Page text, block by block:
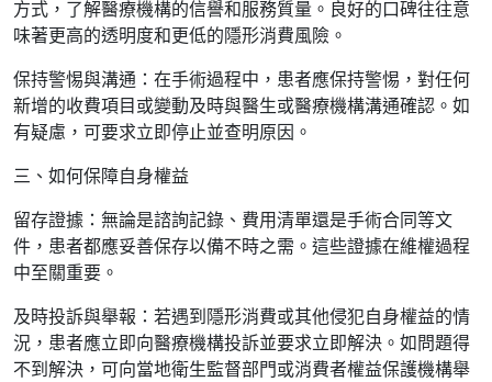
方式，了解醫療機構的信譽和服務質量。良好的口碑往往意
味著更高的透明度和更低的隱形消費風險。
保持警惕與溝通：在手術過程中，患者應保持警惕，對任何
新增的收費項目或變動及時與醫生或醫療機構溝通確認。如
有疑慮，可要求立即停止並查明原因。
三、如何保障自身權益
留存證據：無論是諮詢記錄、費用清單還是手術合同等文
件，患者都應妥善保存以備不時之需。這些證據在維權過程
中至關重要。
及時投訴與舉報：若遇到隱形消費或其他侵犯自身權益的情
況，患者應立即向醫療機構投訴並要求立即解決。如問題得
不到解決，可向當地衛生監督部門或消費者權益保護機構舉